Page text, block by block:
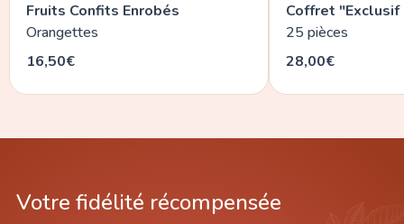
Fruits Confits Enrobés
Orangettes
16,50€
Coffret
25 pièces
28,00€
Votre fidélité récompensée